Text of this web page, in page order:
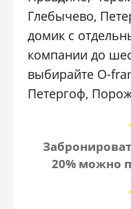
Глебычево,
домик с
компании до
выбирайте O-
Петергоф,
20% можно